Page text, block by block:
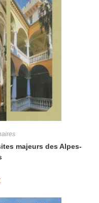
majeurs des Alpes-